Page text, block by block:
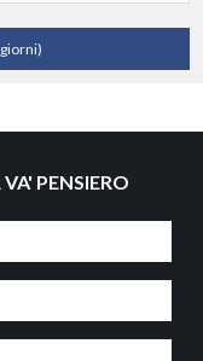
PENSIERO